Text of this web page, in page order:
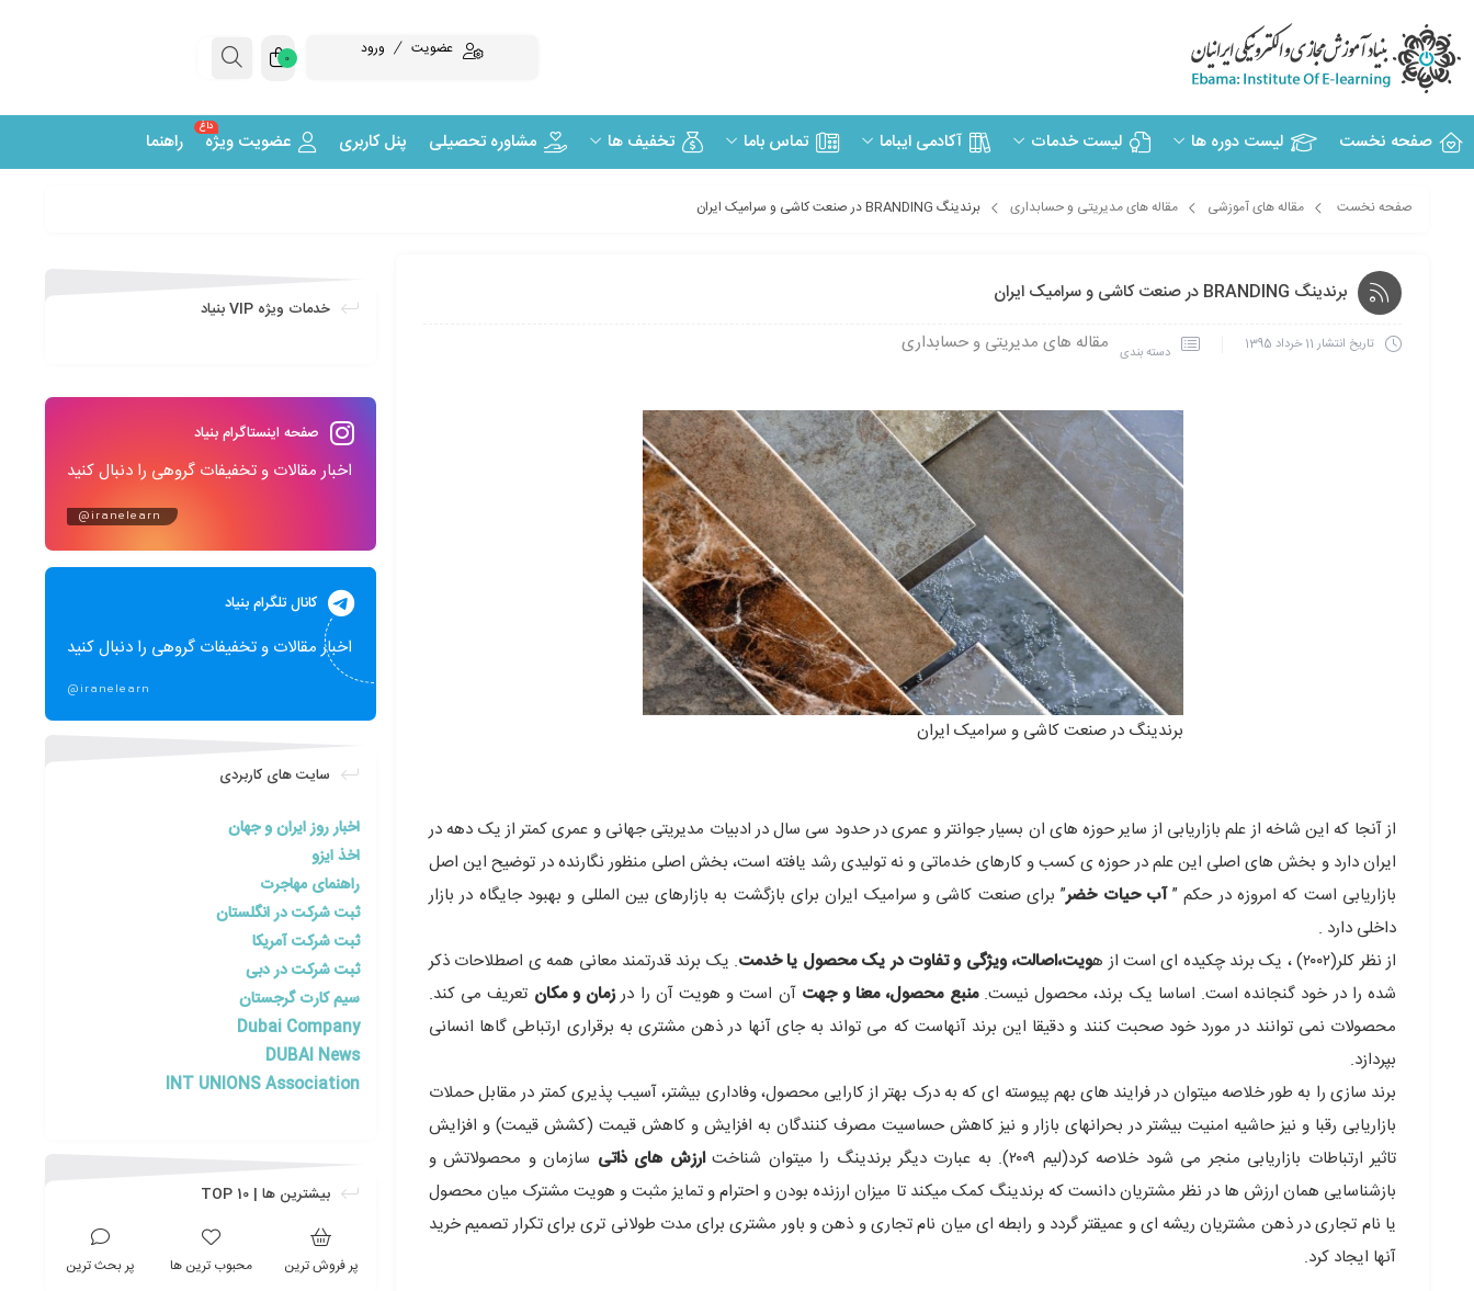
عضویت ورود 0
صفحه نخست لیست دوره ها لیست خدمات آکادمی ایباما تماس باما تخفیف ها مشاوره تحصیلی پنل کاربری عضویت ویژه
داغ
راهنما
صفحه نخست مقاله های آموزشی مقاله های مدیریتی و حسابداری برندینگ BRANDING در صنعت کاشی و سرامیک ایران
برندینگ BRANDING در صنعت کاشی و سرامیک ایران
تاریخ انتشار11 خرداد 1395 دسته بندی مقاله های مدیریتی و حسابداری
برندینگ در صنعت کاشی و سرامیک ایران
از آنجا که این شاخه از علم بازاریابی از سایر حوزه های ان بسیار جوانتر و عمری در حدود سی سال در ادبیات مدیریتی جهانی و عمری کمتر از یک دهه در
ایران دارد و بخش های اصلی این علم در حوزه ی کسب و کارهای خدماتی و نه تولیدی رشد یافته است، بخش اصلی منظور نگارنده در توضیح این اصل
بازاریابی است که امروزه در حکم ”آب حیات خضر” برای صنعت کاشی و سرامیک ایران برای بازگشت به بازارهای بین المللی و بهبود جایگاه در بازار
داخلی دارد .
از نظر کلر(۲۰۰۲) ، یک برند چکیده ای است از ه
ویت،اصالت، ویژگی و تفاوت در یک محصول یا خدمت. یک برند قدرتمند معانی همه ی اصطلاحات ذکر
شده را در خود گنجانده است. اساسا یک برند، محصول نیست.منبع محصول، معنا و جهت آن است و هویت آن را درزمان و مکان تعریف می کند.
محصولات نمی توانند در مورد خود صحبت کنند و دقیقا این برند آنهاست که می تواند به جای آنها در ذهن مشتری به برقراری ارتباطی گاها انسانی
بپردازد.
برند سازی را به طور خلاصه میتوان در فرایند های بهم پیوسته ای که به درک بهتر از کارایی محصول، وفاداری بیشتر، آسیب پذیری کمتر در مقابل حملات
بازاریابی رقبا و نیز حاشیه امنیت بیشتر در بحرانهای بازار و نیز کاهش حساسیت مصرف کنندگان به افزایش و کاهش قیمت (کشش قیمت) و افزایش
تاثیر ارتباطات بازاریابی منجر می شود خلاصه کرد(لیم ۲۰۰۹). به عبارت دیگر برندینگ را میتوان شناخت
ارزش های ذاتی سازمان و محصولاتش و
بازشناسایی همان ارزش ها در نظر مشتریان دانست که برندینگ کمک میکند تا میزان ارزنده بودن و احترام و تمایز مثبت و هویت مشترک میان محصول
یا نام تجاری در ذهن مشتریان ریشه ای و عمیقتر گردد و رابطه ای میان نام تجاری و ذهن و باور مشتری برای مدت طولانی تری برای تکرار تصمیم خرید
آنها ایجاد کرد.
خدمات ویژه VIP بنیاد
صفحه اینستاگرام بنیاد
اخبار مقالات و تخفیفات گروهی را دنبال کنید
@iranelearn
کانال تلگرام بنیاد
اخبار مقالات و تخفیفات گروهی را دنبال کنید
@iranelearn
سایت های کاربردی
اخبار روز ایران و جهان
اخذ ایزو
راهنمای مهاجرت
ثبت شرکت در انگلستان
ثبت شرکت آمریکا
ثبت شرکت در دبی
سیم کارت گرجستان
Dubai Company
DUBAI News
INT UNIONS Association
بیشترین ها | TOP 10
پر فروش ترین محبوب ترین ها پر بحث ترین